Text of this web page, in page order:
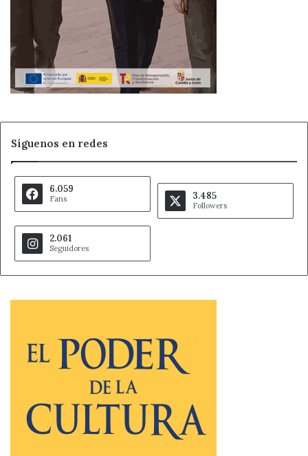
Síguenos en redes
6.059
Fans 3.485
Followers
2.061
Seguidores